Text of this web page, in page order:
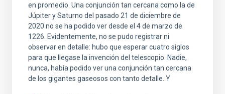
en promedio. Una conjunción tan cercana como la de
Júpiter y Saturno del pasado 21 de diciembre de
2020 no se ha podido ver desde el 4 de marzo de
1226. Evidentemente, no se pudo registrar ni
observar en detalle: hubo que esperar cuatro siglos
para que llegase la invención del telescopio. Nadie,
nunca, había podido ver una conjunción tan cercana
de los gigantes gaseosos con tanto detalle. Y